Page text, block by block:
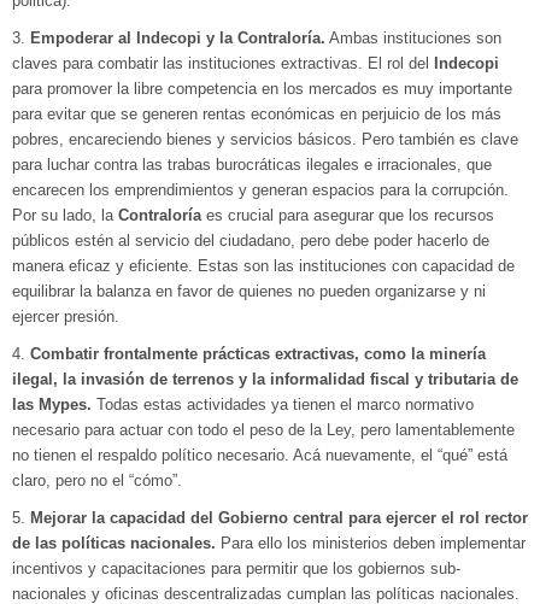
3. Empoderar al Indecopi y la Contraloría. Ambas instituciones son
claves para combatir las instituciones extractivas. El rol del
Indecopi
para promover la libre competencia en los mercados es muy importante
para evitar que se generen rentas económicas en perjuicio de los más
pobres, encareciendo bienes y servicios básicos. Pero también es clave
para luchar contra las trabas burocráticas ilegales e irracionales, que
encarecen los emprendimientos y generan espacios para la corrupción.
Por su lado, la Contraloría es crucial para asegurar que los recursos
públicos estén al servicio del ciudadano, pero debe poder hacerlo de
manera eficaz y eficiente. Estas son las instituciones con capacidad de
equilibrar la balanza en favor de quienes no pueden organizarse y ni
ejercer presión.
4. Combatir frontalmente prácticas extractivas, como la minería
ilegal, la invasión de terrenos y la informalidad fiscal y tributaria de
las Mypes. Todas estas actividades ya tienen el marco normativo
necesario para actuar con todo el peso de la Ley, pero lamentablemente
no tienen el respaldo político necesario. Acá nuevamente, el “qué” está
claro, pero no el “cómo”.
5.
Mejorar la capacidad del Gobierno central para ejercer el rol rector
de las políticas nacionales. Para ello los ministerios deben implementar
incentivos y capacitaciones para permitir que los gobiernos sub-
nacionales y oficinas descentralizadas cumplan las políticas nacionales.